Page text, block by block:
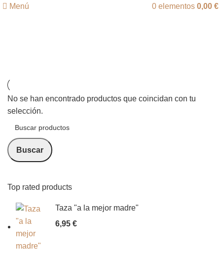
Menú 0 elementos 0,00 €
Top rated products
Taza "a la mejor madre"
6,95 €
No se han encontrado productos que coincidan con tu
selección.
Buscar